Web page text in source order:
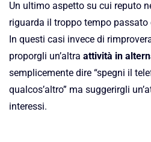
Un ultimo aspetto su cui reputo
riguarda il troppo tempo
In questi casi invece di
proporgli un’altra attività in
semplicemente dire “spegni il
qualcos’altro” ma suggerirgli
interessi.